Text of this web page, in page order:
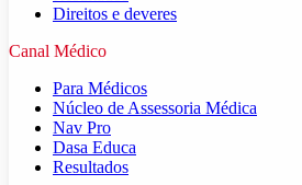
Direitos e deveres
Canal Médico
Para Médicos
Núcleo de Assessoria Médica
Nav Pro
Dasa Educa
Resultados